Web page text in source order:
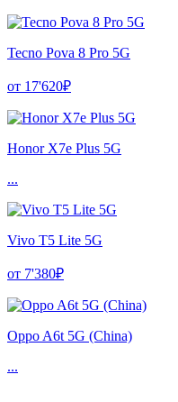
Tecno Pova 8 Pro 5G
от 17'620₽
Honor X7e Plus 5G
...
Vivo T5 Lite 5G
от 7'380₽
Oppo A6t 5G (China)
...